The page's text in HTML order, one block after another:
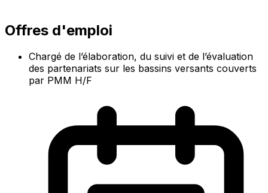
Offres d'emploi
Chargé de l’élaboration, du suivi et de l’évaluation
des partenariats sur les bassins versants couverts
par PMM H/F